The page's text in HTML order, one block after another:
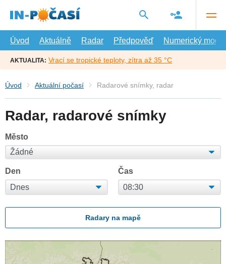
hlavní
Úvod
Aktuálně Radar Předpověď Numerický model
AKTUALITA: Vrací se tropické teploty, zítra až 35 °C
Úvod Aktuální počasí Radarové snímky, radar
Radar, radarové snímky
Město
Den Čas
Radary na mapě